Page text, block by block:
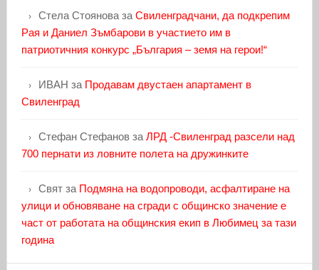
Стела Стояноваза Свиленградчани, да подкрепим
Рая и Даниел Зъмбарови в участието им в
патриотичния конкурс „България – земя на герои!“
ИВАН за Продавам двустаен апартамент в
Свиленград
Стефан Стефановза ЛРД -Свиленград разсели над
700 пернати из ловните полета на дружинките
Святза Подмяна на водопроводи, асфалтиране на
улици и обновяване на сгради с общинско значение е
част от работата на общинския екип в Любимец за тази
година